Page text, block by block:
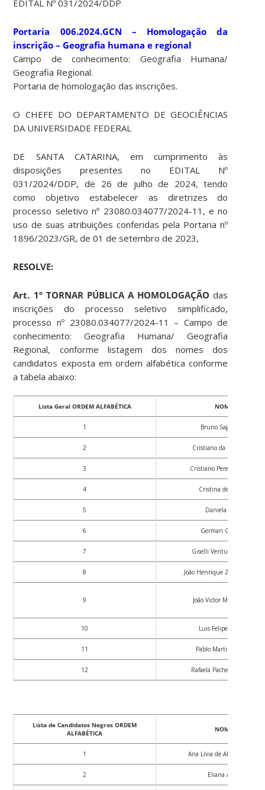
EDITAL Nº 031/2024/DDP
Portaria 006.2024.GCN – Homologação da
inscrição – Geografia humana e regional
Campo de conhecimento: Geografia Humana/
Geografia Regional.
Portaria de homologação das inscrições.
O CHEFE DO DEPARTAMENTO DE GEOCIÊNCIAS
DA UNIVERSIDADE FEDERAL
DE SANTA CATARINA, em cumprimento às
disposições presentes no EDITAL Nº
031/2024/DDP, de 26 de julho de 2024, tendo
como objetivo estabelecer as diretrizes do
processo seletivo nº 23080.034077/2024-11, e no
uso de suas atribuições conferidas pela Portaria nº
1896/2023/GR, de 01 de setembro de 2023,
RESOLVE:
Art. 1º TORNAR PÚBLICA A HOMOLOGAÇÃOdas
inscrições do processo seletivo simplificado,
processo nº 23080.034077/2024-11 – Campo de
conhecimento: Geografia Humana/ Geografia
Regional, conforme listagem dos nomes dos
candidatos exposta em ordem alfabética conforme
a tabela abaixo:
Lista Geral ORDEM ALFABÉTICA NOME
1 Bruno Saggiorato
2 Cristiano da Silva Paiva
3 Cristiano Pereira da Silva
4 Cristina de Moraes
5 Daniela Egger
6 German Gregório
7 Giselli Ventura de Jesus
8 João Henrique Zoehler Lemos
9 João Victor Moré Ramos
10 Luis Felipe Cunha
11 Pablo Martin Bender
12 Rafaela Pacheco Dalbem
Lista de Candidatos Negros ORDEM
ALFABÉTICA
NOME
1 Ana Lívia de Almeida Silva
2 Eliana Alves